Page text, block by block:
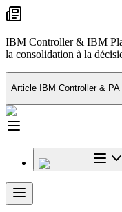
IBM Controller & IBM
la consolidation à la
Article IBM Controller & PA